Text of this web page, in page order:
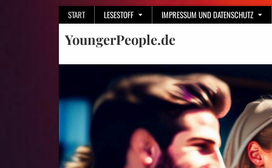
START LESESTOFF IMPRESSUM UND DATENSCHUTZ
YoungerPeople.de